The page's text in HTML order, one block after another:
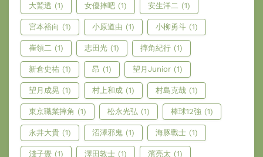
大鷲透 (1) 女優摔吧 (1) 安生洋二 (1)
宮本裕向 (1) 小原道由 (1) 小柳勇斗 (1)
崔領二 (1) 志田光 (1) 摔角紀行 (1)
新倉史祐 (1) 昂 (1) 望月Junior (1)
望月成晃 (1) 村上和成 (1) 村島克哉 (1)
東京職業摔角 (1) 松永光弘 (1) 棒球12強 (1)
永井大貴 (1) 沼澤邪鬼 (1) 海豚戰士 (1)
淺子覺 (1) 澤田敦士 (1) 濱亮太 (1)